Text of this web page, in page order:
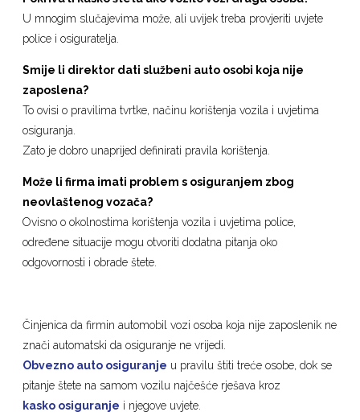
U mnogim slučajevima može, ali uvijek treba provjeriti uvjete
police i osiguratelja.
Smije li direktor dati službeni auto osobi koja nije
zaposlena?
To ovisi o pravilima tvrtke, načinu korištenja vozila i uvjetima
osiguranja.
Zato je dobro unaprijed definirati pravila korištenja.
Može li firma imati problem s osiguranjem zbog
neovlaštenog vozača?
Ovisno o okolnostima korištenja vozila i uvjetima police,
određene situacije mogu otvoriti dodatna pitanja oko
odgovornosti i obrade štete.
Činjenica da firmin automobil vozi osoba koja nije zaposlenik ne
znači automatski da osiguranje ne vrijedi.
Obvezno auto osiguranje u pravilu štiti treće osobe, dok se
pitanje štete na samom vozilu najčešće rješava kroz
kasko osiguranje i njegove uvjete.